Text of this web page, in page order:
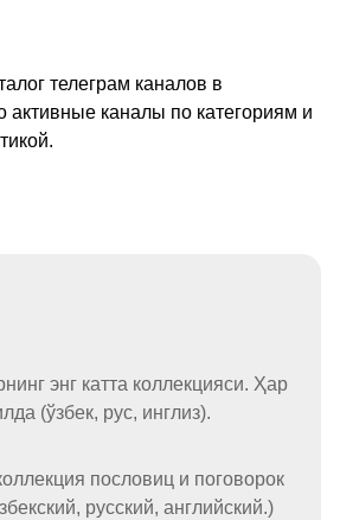
телеграм каналов в
активные каналы по категориям и
энг катта коллекцияси. Ҳар
(ўзбек, рус, инглиз).
пословиц и поговорок
русский, английский.)